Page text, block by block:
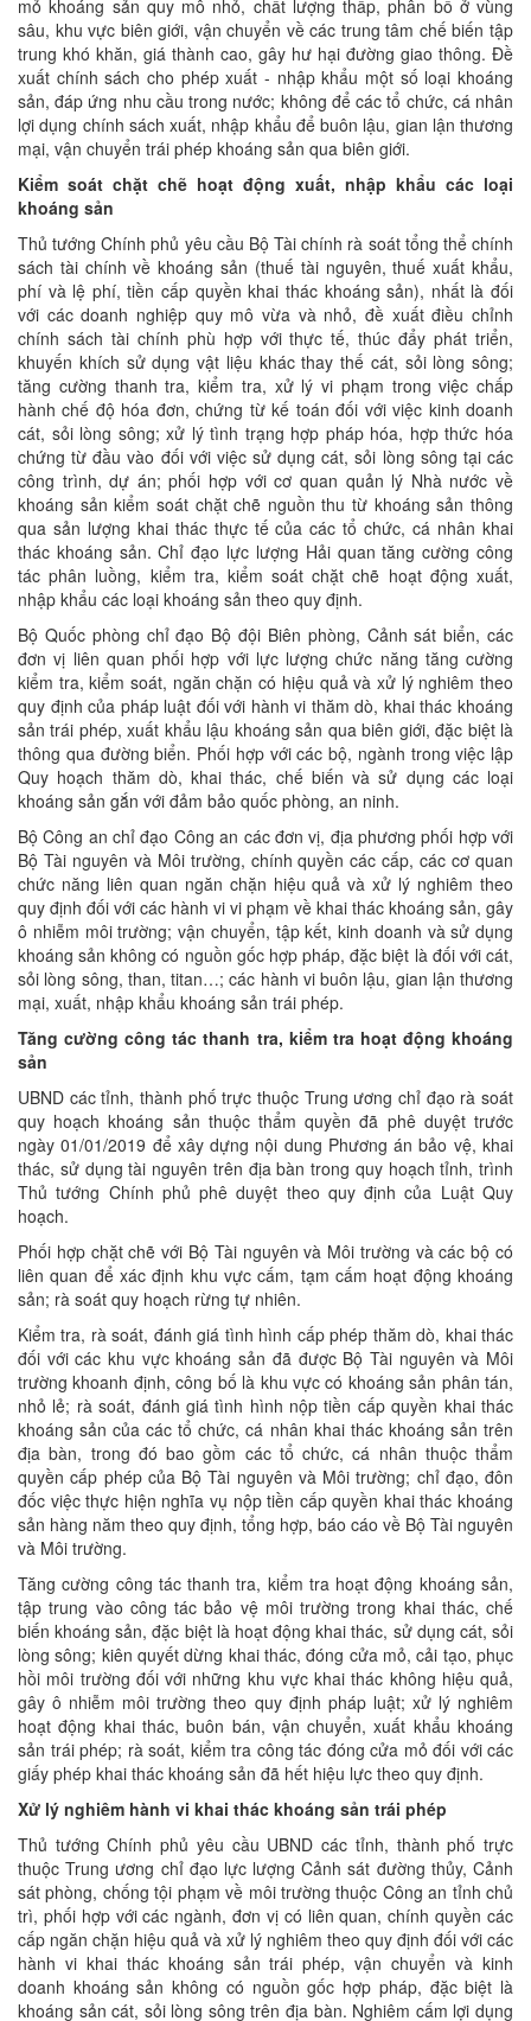
mỏ khoáng sản quy mô nhỏ, chất lượng thấp, phân bố ở vùng
sâu, khu vực biên giới, vận chuyển về các trung tâm chế biến tập
trung khó khăn, giá thành cao, gây hư hại đường giao thông. Đề
xuất chính sách cho phép xuất - nhập khẩu một số loại khoáng
sản, đáp ứng nhu cầu trong nước; không để các tổ chức, cá nhân
lợi dụng chính sách xuất, nhập khẩu để buôn lậu, gian lận thương
mại, vận chuyển trái phép khoáng sản qua biên giới.
Kiểm soát chặt chẽ hoạt động xuất, nhập khẩu các loại
khoáng sản
Thủ tướng Chính phủ yêu cầu Bộ Tài chính rà soát tổng thể chính
sách tài chính về khoáng sản (thuế tài nguyên, thuế xuất khẩu,
phí và lệ phí, tiền cấp quyền khai thác khoáng sản), nhất là đối
với các doanh nghiệp quy mô vừa và nhỏ, đề xuất điều chỉnh
chính sách tài chính phù hợp với thực tế, thúc đẩy phát triển,
khuyến khích sử dụng vật liệu khác thay thế cát, sỏi lòng sông;
tăng cường thanh tra, kiểm tra, xử lý vi phạm trong việc chấp
hành chế độ hóa đơn, chứng từ kế toán đối với việc kinh doanh
cát, sỏi lòng sông; xử lý tình trạng hợp pháp hóa, hợp thức hóa
chứng từ đầu vào đối với việc sử dụng cát, sỏi lòng sông tại các
công trình, dự án; phối hợp với cơ quan quản lý Nhà nước về
khoáng sản kiểm soát chặt chẽ nguồn thu từ khoáng sản thông
qua sản lượng khai thác thực tế của các tổ chức, cá nhân khai
thác khoáng sản. Chỉ đạo lực lượng Hải quan tăng cường công
tác phân luồng, kiểm tra, kiểm soát chặt chẽ hoạt động xuất,
nhập khẩu các loại khoáng sản theo quy định.
Bộ Quốc phòng chỉ đạo Bộ đội Biên phòng, Cảnh sát biển, các
đơn vị liên quan phối hợp với lực lượng chức năng tăng cường
kiểm tra, kiểm soát, ngăn chặn có hiệu quả và xử lý nghiêm theo
quy định của pháp luật đối với hành vi thăm dò, khai thác khoáng
sản trái phép, xuất khẩu lậu khoáng sản qua biên giới, đặc biệt là
thông qua đường biển. Phối hợp với các bộ, ngành trong việc lập
Quy hoạch thăm dò, khai thác, chế biến và sử dụng các loại
khoáng sản gắn với đảm bảo quốc phòng, an ninh.
Bộ Công an chỉ đạo Công an các đơn vị, địa phương phối hợp với
Bộ Tài nguyên và Môi trường, chính quyền các cấp, các cơ quan
chức năng liên quan ngăn chặn hiệu quả và xử lý nghiêm theo
quy định đối với các hành vi vi phạm về khai thác khoáng sản, gây
ô nhiễm môi trường; vận chuyển, tập kết, kinh doanh và sử dụng
khoáng sản không có nguồn gốc hợp pháp, đặc biệt là đối với cát,
sỏi lòng sông, than, titan…; các hành vi buôn lậu, gian lận thương
mại, xuất, nhập khẩu khoáng sản trái phép.
Tăng cường công tác thanh tra, kiểm tra hoạt động khoáng
sản
UBND các tỉnh, thành phố trực thuộc Trung ương chỉ đạo rà soát
quy hoạch khoáng sản thuộc thẩm quyền đã phê duyệt trước
ngày 01/01/2019 để xây dựng nội dung Phương án bảo vệ, khai
thác, sử dụng tài nguyên trên địa bàn trong quy hoạch tỉnh, trình
Thủ tướng Chính phủ phê duyệt theo quy định của Luật Quy
hoạch.
Phối hợp chặt chẽ với Bộ Tài nguyên và Môi trường và các bộ có
liên quan để xác định khu vực cấm, tạm cấm hoạt động khoáng
sản; rà soát quy hoạch rừng tự nhiên.
Kiểm tra, rà soát, đánh giá tình hình cấp phép thăm dò, khai thác
đối với các khu vực khoáng sản đã được Bộ Tài nguyên và Môi
trường khoanh định, công bố là khu vực có khoáng sản phân tán,
nhỏ lẻ; rà soát, đánh giá tình hình nộp tiền cấp quyền khai thác
khoáng sản của các tổ chức, cá nhân khai thác khoáng sản trên
địa bàn, trong đó bao gồm các tổ chức, cá nhân thuộc thẩm
quyền cấp phép của Bộ Tài nguyên và Môi trường; chỉ đạo, đôn
đốc việc thực hiện nghĩa vụ nộp tiền cấp quyền khai thác khoáng
sản hàng năm theo quy định, tổng hợp, báo cáo về Bộ Tài nguyên
và Môi trường.
Tăng cường công tác thanh tra, kiểm tra hoạt động khoáng sản,
tập trung vào công tác bảo vệ môi trường trong khai thác, chế
biến khoáng sản, đặc biệt là hoạt động khai thác, sử dụng cát, sỏi
lòng sông; kiên quyết dừng khai thác, đóng cửa mỏ, cải tạo, phục
hồi môi trường đối với những khu vực khai thác không hiệu quả,
gây ô nhiễm môi trường theo quy định pháp luật; xử lý nghiêm
hoạt động khai thác, buôn bán, vận chuyển, xuất khẩu khoáng
sản trái phép; rà soát, kiểm tra công tác đóng cửa mỏ đối với các
giấy phép khai thác khoáng sản đã hết hiệu lực theo quy định.
Xử lý nghiêm hành vi khai thác khoáng sản trái phép
Thủ tướng Chính phủ yêu cầu UBND các tỉnh, thành phố trực
thuộc Trung ương chỉ đạo lực lượng Cảnh sát đường thủy, Cảnh
sát phòng, chống tội phạm về môi trường thuộc Công an tỉnh chủ
trì, phối hợp với các ngành, đơn vị có liên quan, chính quyền các
cấp ngăn chặn hiệu quả và xử lý nghiêm theo quy định đối với các
hành vi khai thác khoáng sản trái phép, vận chuyển và kinh
doanh khoáng sản không có nguồn gốc hợp pháp, đặc biệt là
khoáng sản cát, sỏi lòng sông trên địa bàn. Nghiêm cấm lợi dụng